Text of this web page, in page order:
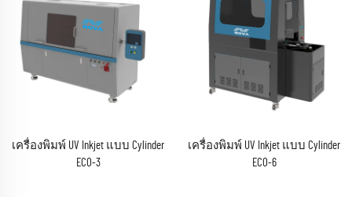
เครื่องพิมพ์ UV Inkjet แบบ Cylinder
ECO-3
เครื่องพิมพ์ UV Inkjet แบบ Cylinder
ECO-6